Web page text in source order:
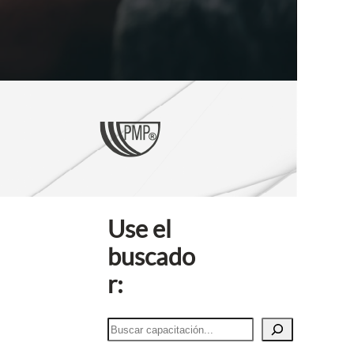
Use el
buscado
r:
B
u